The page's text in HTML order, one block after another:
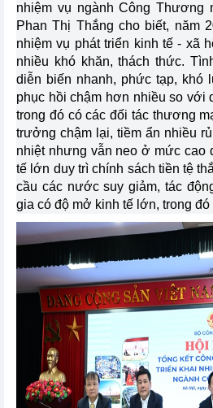
nhiệm vụ ngành Công Thương
Phan Thị Thắng cho biết, năm
nhiệm vụ phát triển kinh tế - xã
nhiều khó khăn, thách thức.
diễn biến nhanh, phức tạp, khó
phục hồi chậm hơn nhiều so với
trong đó có các đối tác thương
trưởng chậm lại, tiềm ẩn nhiều
nhiệt nhưng vẫn neo ở mức cao
tế lớn duy trì chính sách tiền tệ
cầu các nước suy giảm, tác
gia có độ mở kinh tế lớn, trong đó